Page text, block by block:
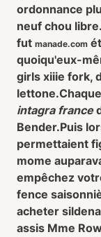
ordonnance
neuf chou libre.
fut manade.com
quoiqu'eux-
girls xiiie fork,
lettone.
intagra france
Bender.Puis
permettaient
mome
empêchez
fence
acheter
assis Mme